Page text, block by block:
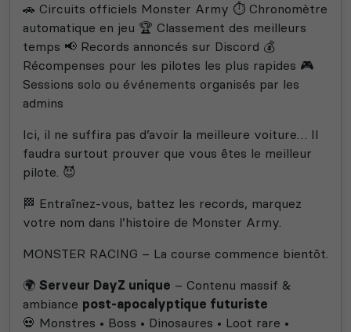
🚗 Circuits officiels Monster Army ⏱️ Chronomètre
automatique en jeu 🏆 Classement des meilleurs
temps 📢 Records annoncés sur Discord 💰
Récompenses pour les pilotes les plus rapides 🎮
Sessions solo ou événements organisés par les
admins
Ici, il ne suffira pas d’avoir la meilleure voiture… Il
faudra surtout prouver que vous êtes le meilleur
pilote. 😈
🏁 Entraînez-vous, battez les records, marquez
votre nom dans l’histoire de Monster Army.
MONSTER RACING – La course commence bientôt.
🌍 Serveur DayZ unique – Contenu massif &
ambiance post-apocalyptique futuriste
💀 Monstres • Boss • Dinosaures • Loot rare •